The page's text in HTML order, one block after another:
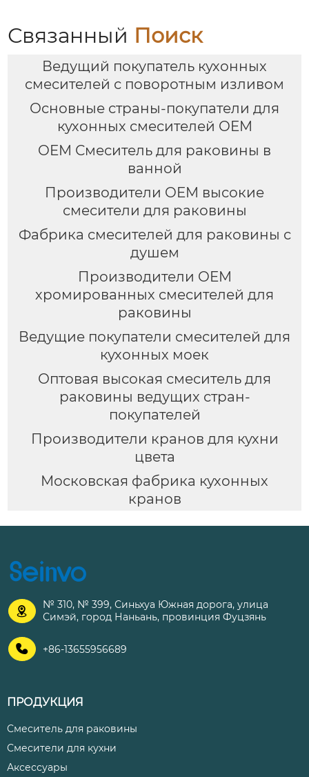
Связанный Поиск
Ведущий покупатель кухонных
смесителей с поворотным изливом
Основные страны-покупатели для
кухонных смесителей OEM
OEM Смеситель для раковины в
ванной
Производители OEM высокие
смесители для раковины
Фабрика смесителей для раковины с
душем
Производители OEM
хромированных смесителей для
раковины
Ведущие покупатели смесителей для
кухонных моек
Оптовая высокая смеситель для
раковины ведущих стран-
покупателей
Производители кранов для кухни
цвета
Московская фабрика кухонных
кранов

№ 310, № 399, Синьхуа Южная дорога, улица
Симэй, город Наньань, провинция Фуцзянь
 +86-13655956689
ПРОДУКЦИЯ
Смеситель для раковины
Смесители для кухни
Аксессуары